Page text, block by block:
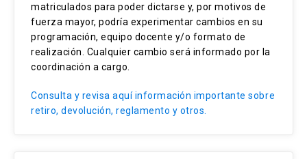
Impacto en los productos.
Transferencia de conocimientos sobre
vitivinicultura.
matriculados para poder dictarse y, por motivos de
fuerza mayor, podría experimentar cambios en su
programación, equipo docente y/o formato de
realización. Cualquier cambio será informado por la
coordinación a cargo.
Consulta y revisa aquí información importante sobre
retiro, devolución, reglamento y otros.